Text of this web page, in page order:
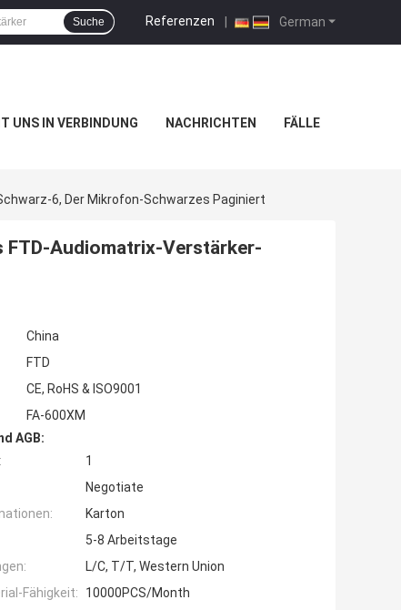
German
Referenzen |
Suche
UNS IN VERBINDUNG NACHRICHTEN FÄLLE
6, Der Mikrofon-Schwarzes Paginiert
Audiomatrix-Verstärker-
China
FTD
CE, RoHS & ISO9001
FA-600XM
AGB:
1
Negotiate
Karton
5-8 Arbeitstage
L/C, T/T, Western Union
Fähigkeit:
10000PCS/Month